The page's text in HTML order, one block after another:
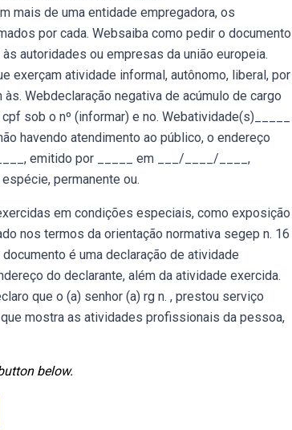
mais de uma entidade empregadora, os
por cada. Websaiba como pedir o documento
autoridades ou empresas da união europeia.
exerçam atividade informal, autônomo, liberal, por
Webdeclaração negativa de acúmulo de cargo
sob o nº (informar) e no. Webatividade(s)_____
havendo atendimento ao público, o endereço
emitido por _____ em ___/____/____,
permanente ou.
em condições especiais, como exposição
nos termos da orientação normativa segep n. 16
é uma declaração de atividade
do declarante, além da atividade exercida.
que o (a) senhor (a) rg n. , prestou serviço
mostra as atividades profissionais da pessoa,
below.